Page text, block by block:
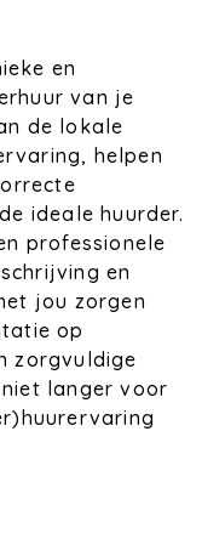
en
van je
de lokale
helpen
ideale huurder.
professionele
en
jou zorgen
op
zorgvuldige
langer voor